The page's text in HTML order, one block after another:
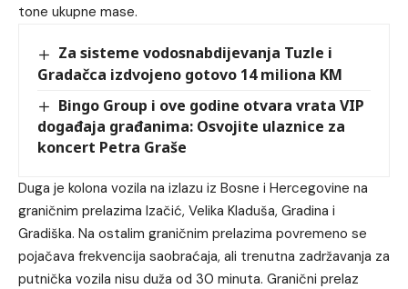
tone ukupne mase.
Za sisteme vodosnabdijevanja Tuzle i
Gradačca izdvojeno gotovo 14 miliona KM
Bingo Group i ove godine otvara vrata VIP
događaja građanima: Osvojite ulaznice za
koncert Petra Graše
Duga je kolona vozila na izlazu iz Bosne i Hercegovine na
graničnim prelazima Izačić, Velika Kladuša, Gradina i
Gradiška. Na ostalim graničnim prelazima povremeno se
pojačava frekvencija saobraćaja, ali trenutna zadržavanja za
putnička vozila nisu duža od 30 minuta. Granični prelaz